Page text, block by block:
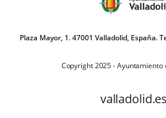
Plaza Mayor, 1. 47001 Valladolid, España.
Copyright 2025 - Ayuntamiento
valladolid.es